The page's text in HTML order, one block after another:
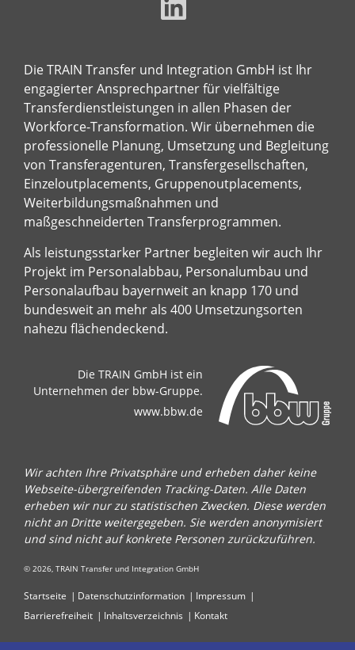
Die TRAIN Transfer und Integration GmbH ist Ihr
engagierter Ansprechpartner für vielfältige
Transferdienstleistungen in allen Phasen der
Workforce-Transformation. Wir übernehmen die
professionelle Planung, Umsetzung und Begleitung
von Transferagenturen, Transfergesellschaften,
Einzeloutplacements, Gruppenoutplacements,
Weiterbildungsmaßnahmen und
maßgeschneiderten Transferprogrammen.
Als leistungsstarker Partner begleiten wir auch Ihr
Projekt im Personalabbau, Personalumbau und
Personalaufbau bayernweit an knapp 170 und
bundesweit an mehr als 400 Umsetzungsorten
nahezu flächendeckend.
Die TRAIN GmbH ist ein
Unternehmen der bbw-Gruppe.
www.bbw.de
Wir achten Ihre Privatsphäre und erheben daher keine
Webseite-übergreifenden Tracking-Daten. Alle Daten
erheben wir nur zu statistischen Zwecken. Diese werden
nicht an Dritte weitergegeben. Sie werden anonymisiert
und sind nicht auf konkrete Personen zurückzuführen.
© 2026, TRAIN Transfer und Integration GmbH
Startseite Datenschutzinformation
Impressum
Barrierefreiheit
Inhaltsverzeichnis Kontakt